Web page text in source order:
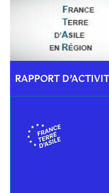
RAPPORT